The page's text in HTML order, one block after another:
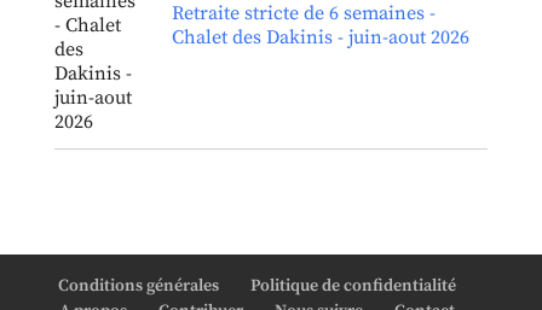
Retraite stricte de 6 semaines -
Chalet des Dakinis - juin-aout 2026
Conditions générales
Politique de confidentialité